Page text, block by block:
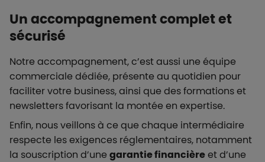
Un accompagnement complet et
sécurisé
Notre accompagnement, c’est aussi une équipe
commerciale dédiée, présente au quotidien pour
faciliter votre business, ainsi que des formations et
newsletters favorisant la montée en expertise.
Enfin, nous veillons à ce que chaque intermédiaire
respecte les exigences réglementaires, notamment
la souscription d’unegarantie financièreet d’une